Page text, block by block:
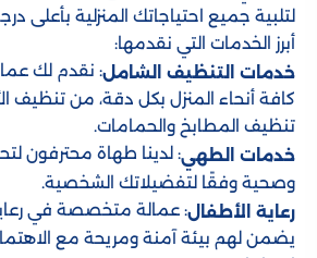
لتلبية جميع احتياجاتك المنزلية بأعلى
أبرز الخدمات التي نقدمها:
خدمات التنظيف الشامل: نقدم لك
كافة أنحاء المنزل بكل دقة، من تنظيف
تنظيف المطابخ والحمامات.
خدمات الطهي: لدينا طهاة محترفون
وصحية وفقًا لتفضيلاتك الشخصية.
رعاية الأطفال: عمالة متخصصة في
يضمن لهم بيئة آمنة ومريحة مع